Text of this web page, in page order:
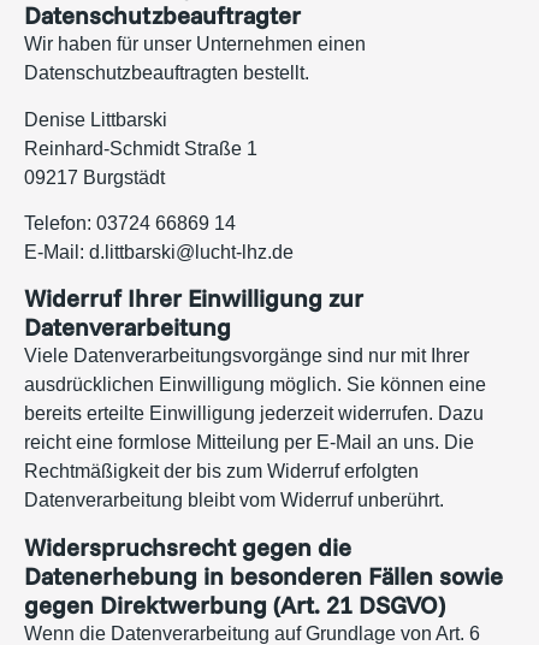
Datenschutzbeauftragter
Wir haben für unser Unternehmen einen
Datenschutzbeauftragten bestellt.
Denise Littbarski
Reinhard-Schmidt Straße 1
09217 Burgstädt
Telefon: 03724 66869 14
E-Mail: d.littbarski@lucht-lhz.de
Widerruf Ihrer Einwilligung zur
Datenverarbeitung
Viele Datenverarbeitungsvorgänge sind nur mit Ihrer
ausdrücklichen Einwilligung möglich. Sie können eine
bereits erteilte Einwilligung jederzeit widerrufen. Dazu
reicht eine formlose Mitteilung per E-Mail an uns. Die
Rechtmäßigkeit der bis zum Widerruf erfolgten
Datenverarbeitung bleibt vom Widerruf unberührt.
Widerspruchsrecht gegen die
Datenerhebung in besonderen Fällen sowie
gegen Direktwerbung (Art. 21 DSGVO)
Wenn die Datenverarbeitung auf Grundlage von Art. 6